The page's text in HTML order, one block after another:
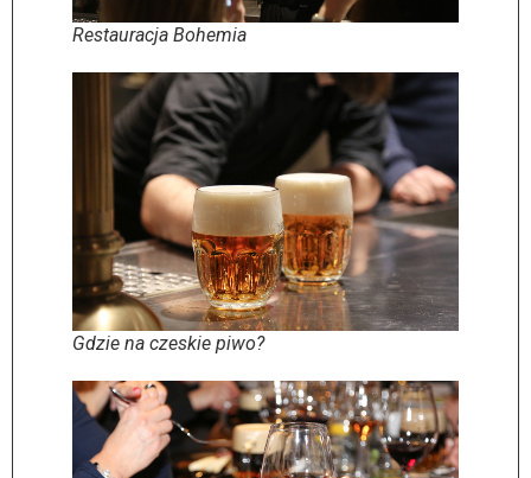
Restauracja Bohemia
Gdzie na czeskie piwo?